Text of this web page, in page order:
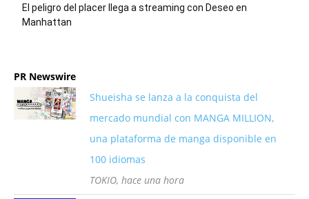
El peligro del placer llega a streaming con Deseo en
Manhattan
PR Newswire
Shueisha se lanza a la conquista del
mercado mundial con MANGA MILLION,
una plataforma de manga disponible en
100 idiomas
TOKIO, hace una hora